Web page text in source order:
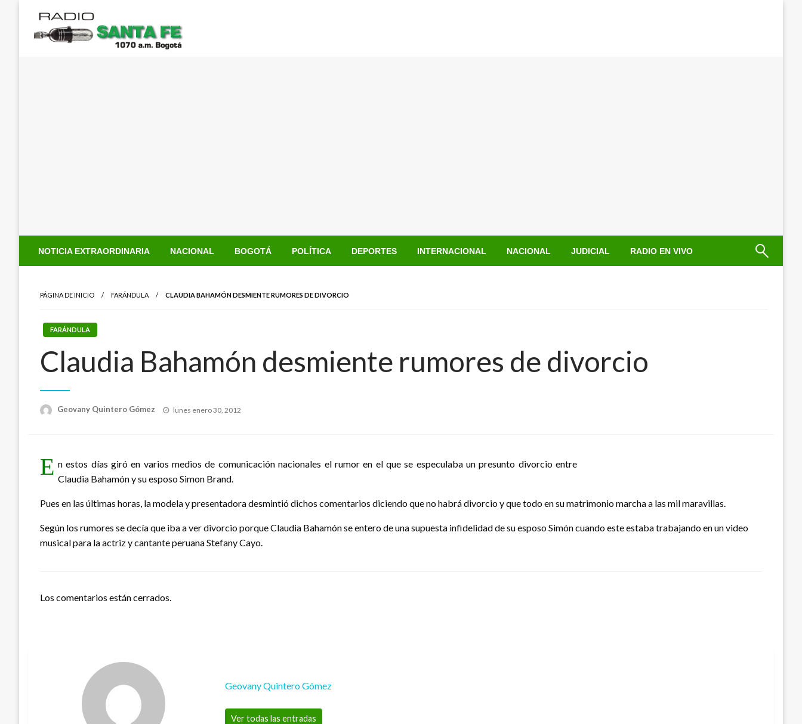
contenido
NOTICIA EXTRAORDINARIA NACIONAL BOGOTÁ POLÍTICA DEPORTES INTERNACIONAL NACIONAL JUDICIAL RADIO EN VIVO
PÁGINA DE INICIO FARÁNDULA CLAUDIA BAHAMÓN DESMIENTE RUMORES DE DIVORCIO
FARÁNDULA
Claudia Bahamón desmiente rumores de divorcio
Geovany Quintero Gómez
Publicado
lunes enero 30, 2012
E n estos días giró en varios medios de comunicación nacionales el rumor en el que se especulaba un presunto divorcio entre
Claudia Bahamón y su esposo Simon Brand.
Pues en las últimas horas, la modela y presentadora desmintió dichos comentarios diciendo que no habrá divorcio y que todo en su matrimonio marcha a las mil maravillas.
Según los rumores se decía que iba a ver divorcio porque Claudia Bahamón se entero de una supuesta infidelidad de su esposo Simón cuando este estaba trabajando en un video
musical para la actriz y cantante peruana Stefany Cayo.
Los comentarios están cerrados.
Geovany Quintero Gómez
Ver todas las entradas